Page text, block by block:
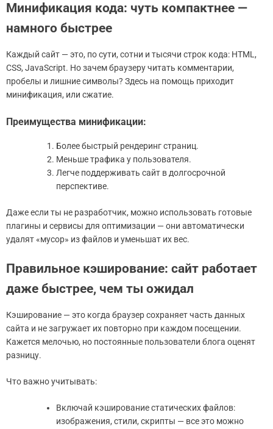
Минификация кода: чуть компактнее —
намного быстрее
Каждый сайт — это, по сути, сотни и тысячи строк кода: HTML,
CSS, JavaScript. Но зачем браузеру читать комментарии,
пробелы и лишние символы? Здесь на помощь приходит
минификация, или сжатие.
Преимущества минификации:
Более быстрый рендеринг страниц.
Меньше трафика у пользователя.
Легче поддерживать сайт в долгосрочной
перспективе.
Даже если ты не разработчик, можно использовать готовые
плагины и сервисы для оптимизации — они автоматически
удалят «мусор» из файлов и уменьшат их вес.
Правильное кэширование: сайт работает
даже быстрее, чем ты ожидал
Кэширование — это когда браузер сохраняет часть данных
сайта и не загружает их повторно при каждом посещении.
Кажется мелочью, но постоянные пользователи блога оценят
разницу.
Что важно учитывать:
Включай кэширование статических файлов:
изображения, стили, скрипты — все это можно